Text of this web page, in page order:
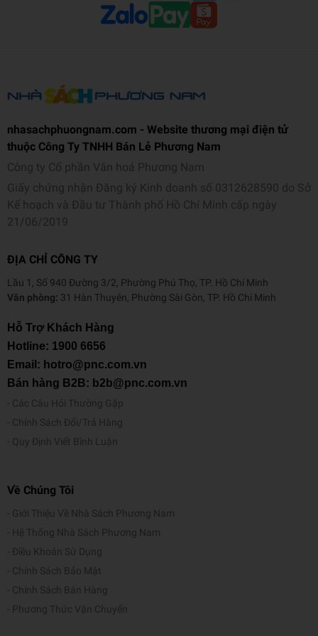
từ sơ sinh đến 21 tuổi bằng cách tiếp cận dựa trên bằng chứng, lấy
nhasachphuongnam.com - Website thương mại điện tử
thuộc Công Ty TNHH Bán Lẻ Phương Nam
Công ty Cổ phần Văn hoá Phương Nam
Giấy chứng nhận Đăng ký Kinh doanh số 0312628590 do Sở
Kế hoạch và Đầu tư Thành phố Hồ Chí Minh cấp ngày
21/06/2019
ĐỊA CHỈ CÔNG TY
Lầu 1, Số 940 Đường 3/2, Phường Phú Thọ, TP. Hồ Chí Minh
Văn phòng: 31 Hàn Thuyên, Phường Sài Gòn, TP. Hồ Chí Minh
Hỗ Trợ Khách Hàng
Hotline: 1900 6656
Email: hotro@pnc.com.vn
Bán hàng B2B: b2b@pnc.com.vn
Các Câu Hỏi Thường Gặp
Chính Sách Đổi/Trả Hàng
Quy Định Viết Bình Luận
Về Chúng Tôi
Giới Thiệu Về Nhà Sách Phương Nam
Hệ Thống Nhà Sách Phương Nam
Điều Khoản Sử Dụng
Chính Sách Bảo Mật
Chính Sách Bán Hàng
Phương Thức Vận Chuyển